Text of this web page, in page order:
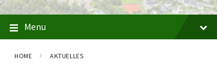
Menu
HOME AKTUELLES